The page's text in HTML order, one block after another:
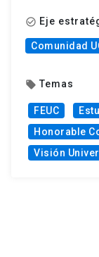
check_circle_outline Eje
Comunidad
local_offer Temas
FEUC
Honorable
Visión